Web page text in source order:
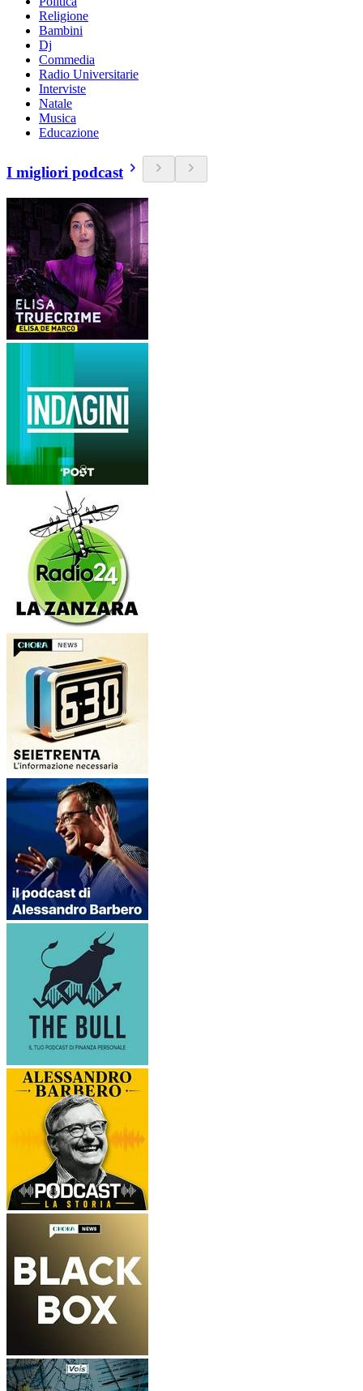
Religione
Bambini
Dj
Commedia
Radio Universitarie
Interviste
Natale
Musica
Educazione
I migliori podcast